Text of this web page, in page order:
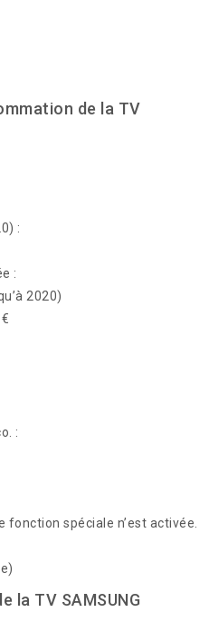
de la TV
:
:
2020)
:
spéciale n’est activée.
la TV SAMSUNG